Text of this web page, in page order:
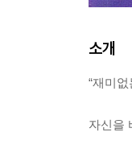
소개
“재미
자신을